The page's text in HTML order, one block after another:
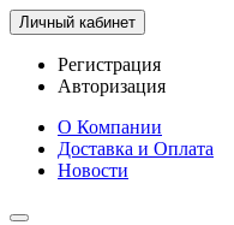
Личный кабинет
Регистрация
Авторизация
О Компании
Доставка и Оплата
Новости